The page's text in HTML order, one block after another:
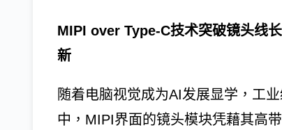
MIPI over Type-C技术突破镜头线
新
随着电脑视觉成为AI发展显学，工
中，MIPI界面的镜头模块凭藉其高